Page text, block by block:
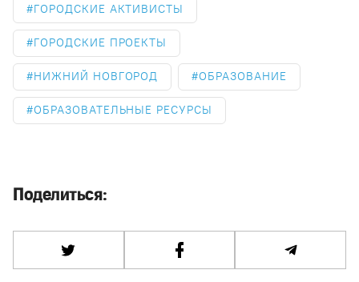
ГОРОДСКИЕ АКТИВИСТЫ
ГОРОДСКИЕ ПРОЕКТЫ
НИЖНИЙ НОВГОРОД ОБРАЗОВАНИЕ
ОБРАЗОВАТЕЛЬНЫЕ РЕСУРСЫ
Поделиться: